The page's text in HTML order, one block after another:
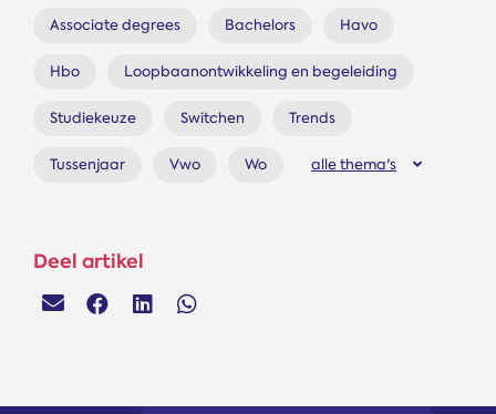
Associate degrees Bachelors Havo
Hbo Loopbaanontwikkeling en begeleiding
Studiekeuze Switchen Trends
Tussenjaar Vwo Wo alle thema's
Deel artikel